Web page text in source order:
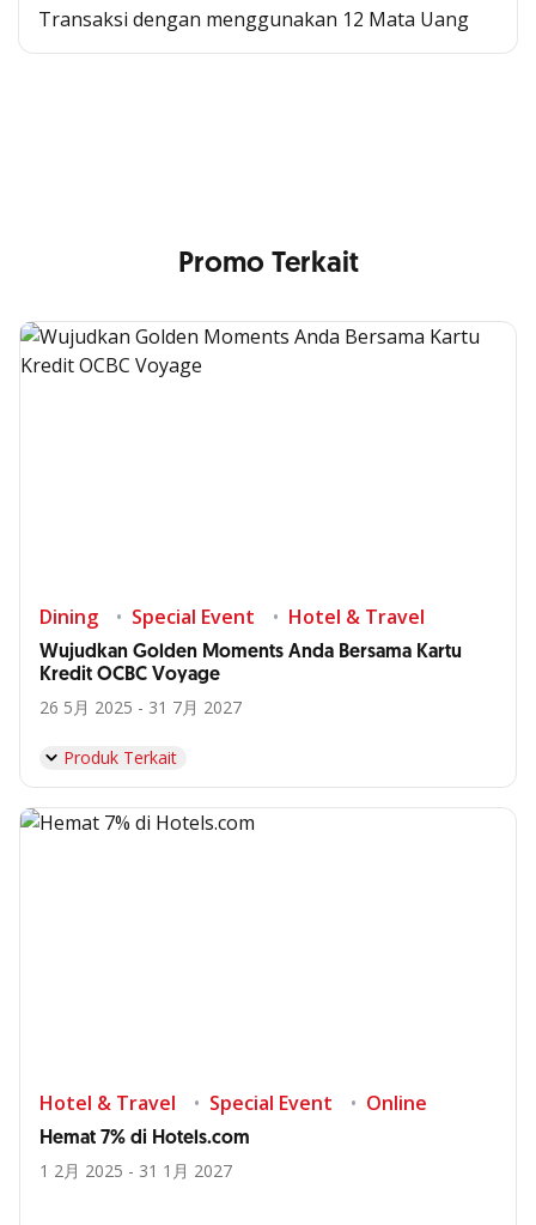
Transaksi dengan menggunakan 12 Mata Uang
Cross Selling Banner Global
Promo Terkait
Dining Special Event Hotel & Travel
Wujudkan Golden Moments Anda Bersama Kartu
Kredit OCBC Voyage
26 5月 2025 - 31 7月 2027
Produk Terkait
Hotel & Travel Special Event Online
Hemat 7% di Hotels.com
1 2月 2025 - 31 1月 2027